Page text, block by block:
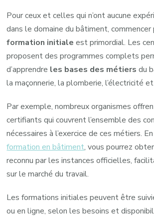
Pour ceux et celles qui n’ont aucune
dans le domaine du bâtiment, commencer
formation initiale est primordial. Les
proposent des programmes complets
d’apprendre les bases des métiers du
la maçonnerie, la plomberie, l’électricité
Par exemple, nombreux organismes
certifiants qui couvrent l’ensemble des
nécessaires à l’exercice de ces métiers.
formation en bâtiment, vous pourrez
reconnu par les instances officielles,
sur le marché du travail.
Les formations initiales peuvent être
ou en ligne, selon les besoins et